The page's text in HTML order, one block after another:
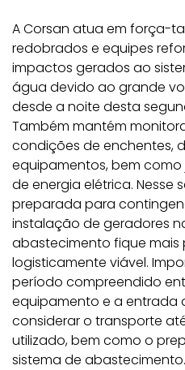
A Corsan atua em força-
redobrados e equipes
impactos gerados ao
água devido ao grande
desde a noite desta
Também mantém
condições de enchentes,
equipamentos, bem
de energia elétrica. Nesse
preparada para
instalação de geradores
abastecimento fique
logisticamente viável.
período compreendido
equipamento e a entrada
considerar o transporte
utilizado, bem como o
sistema de abastecimento.